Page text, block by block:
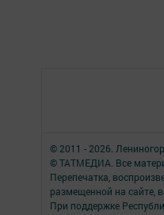
© 2011 - 2026.
© ТАТМЕДИА. Все
Перепечатка,
размещенной на сайте,
При поддержке